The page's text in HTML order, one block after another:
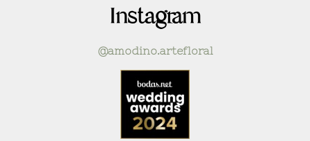
Instagram
@amodino.artefloral